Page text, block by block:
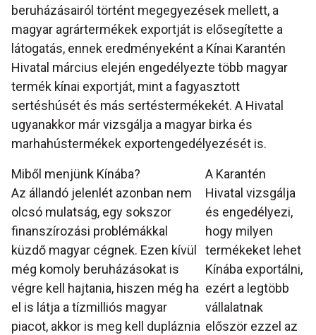
beruházásairól történt megegyezések mellett, a
magyar agrártermékek exportját is elősegítette a
látogatás, ennek eredményeként a Kínai Karantén
Hivatal március elején engedélyezte több magyar
termék kínai exportját, mint a fagyasztott
sertéshúsét és más sertéstermékekét. A Hivatal
ugyanakkor már vizsgálja a magyar birka és
marhahústermékek exportengedélyezését is.
Miből menjünk Kínába?
Az állandó jelenlét azonban nem
olcsó mulatság, egy sokszor
finanszírozási problémákkal
küzdő magyar cégnek. Ezen kívül
még komoly beruházásokat is
végre kell hajtania, hiszen még ha
el is látja a tízmilliós magyar
piacot, akkor is meg kell dupláznia
A Karantén
Hivatal vizsgálja
és engedélyezi,
hogy milyen
termékeket lehet
Kínába exportálni,
ezért a legtöbb
vállalatnak
először ezzel az